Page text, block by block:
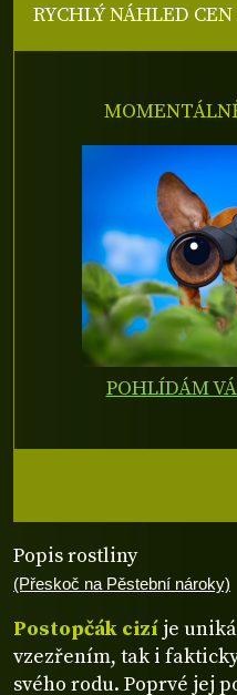
Popis rostliny
(Přeskoč na Pěstební nároky)
Postopčák cizí je
vzezřením, tak i
svého rodu. Poprvé jej
RYCHLÝ NÁHLED
POHLÍDÁM